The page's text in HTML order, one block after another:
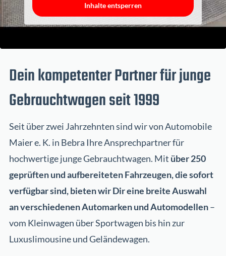
Inhalte entsperren
Dein kompetenter Partner für junge
Gebrauchtwagen seit 1999
Seit über zwei Jahrzehnten sind wir von Automobile
Maier e. K. in Bebra Ihre Ansprechpartner für
hochwertige junge Gebrauchtwagen. Mit über 250
geprüften und aufbereiteten Fahrzeugen, die sofort
verfügbar sind, bieten wir Dir eine breite Auswahl
an verschiedenen Automarken und Automodellen–
vom Kleinwagen über Sportwagen bis hin zur
Luxuslimousine und Geländewagen.